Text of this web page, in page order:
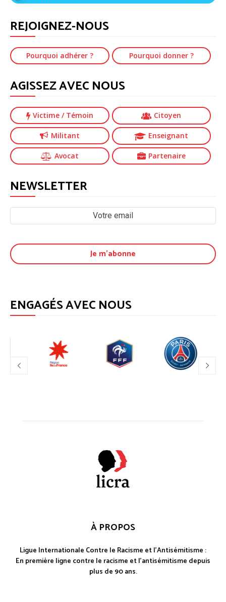
REJOIGNEZ-NOUS
Pourquoi adhérer ? Pourquoi donner ?
AGISSEZ AVEC NOUS
Victime / Témoin Citoyen
Militant Enseignant
Avocat Partenaire
NEWSLETTER
ENGAGÉS AVEC NOUS
À PROPOS
Ligue Internationale Contre le Racisme et l'Antisémitisme :
En première ligne contre le racisme et l'antisémitisme depuis
plus de 90 ans.